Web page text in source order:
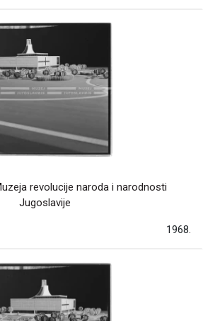
revolucije naroda i narodnosti
Jugoslavije
1968.